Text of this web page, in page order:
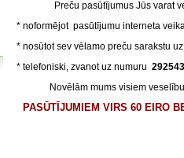
Preču pasūtījumus Jūs varat
* noformējot pasūtījumu interneta
* nosūtot sev vēlamo preču sarakstu
* telefoniski, zvanot uz numuru
Novēlām mums visiem veselību
PASŪTĪJUMIEM VIRS 60 EIRO